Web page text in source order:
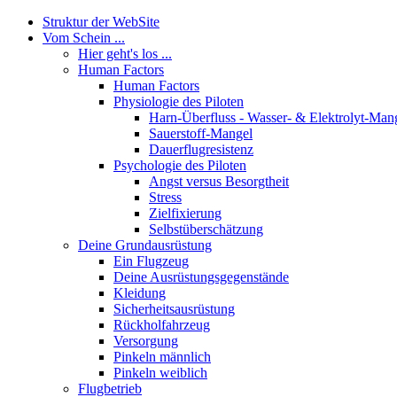
Struktur der WebSite
Vom Schein ...
Hier geht's los ...
Human Factors
Human Factors
Physiologie des Piloten
Harn-Überfluss - Wasser- & Elektrolyt-
Sauerstoff-Mangel
Dauerflugresistenz
Psychologie des Piloten
Angst versus Besorgtheit
Stress
Zielfixierung
Selbstüberschätzung
Deine Grundausrüstung
Ein Flugzeug
Deine Ausrüstungsgegenstände
Kleidung
Sicherheitsausrüstung
Rückholfahrzeug
Versorgung
Pinkeln männlich
Pinkeln weiblich
Flugbetrieb